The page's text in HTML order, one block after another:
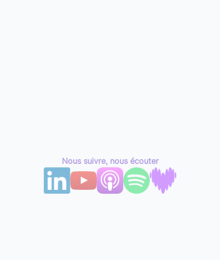
Nous suivre, nous écouter